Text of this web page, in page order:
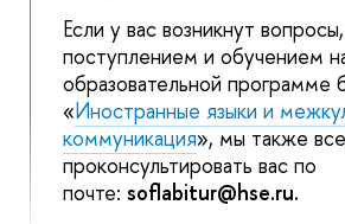
Если у вас возникнут
поступлением и обучением
образовательной программе
«Иностранные языки и
коммуникация», мы также
проконсультировать вас по
почте:soflabitur@hse.ru.